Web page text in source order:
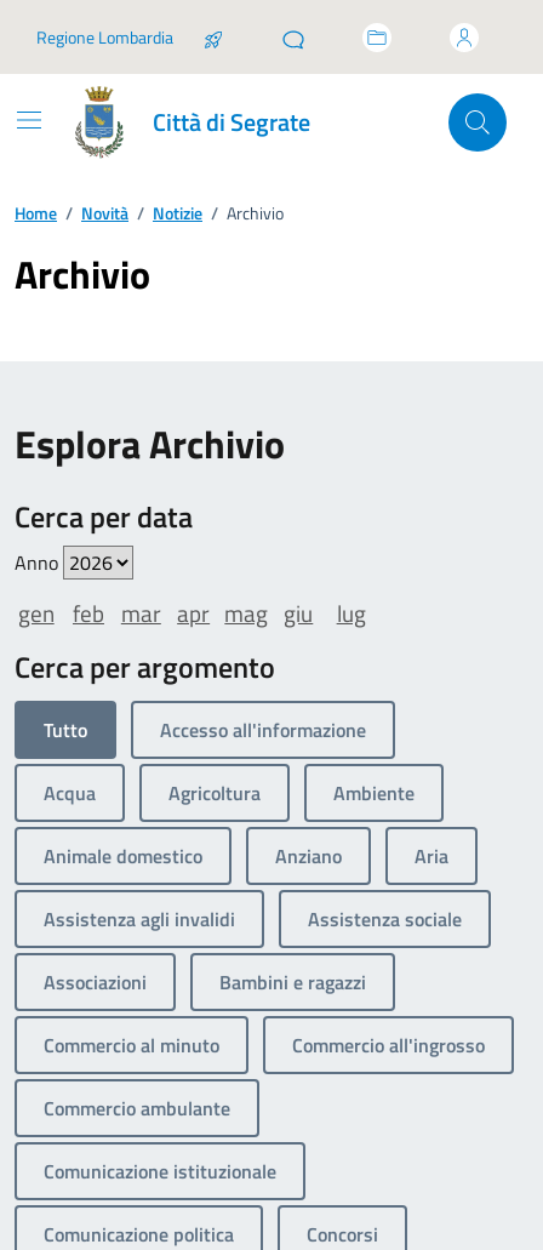
Regione Lombardia
Città di Segrate
Home / Novità / Notizie / Archivio
Archivio
Esplora Archivio
Cerca per data
Anno
gen feb mar apr mag giu lug
Cerca per argomento
Tutto Accesso all'informazione
Acqua Agricoltura Ambiente
Animale domestico Anziano Aria
Assistenza agli invalidi Assistenza sociale
Associazioni Bambini e ragazzi
Commercio al minuto Commercio all'ingrosso
Commercio ambulante
Comunicazione istituzionale
Comunicazione politica Concorsi